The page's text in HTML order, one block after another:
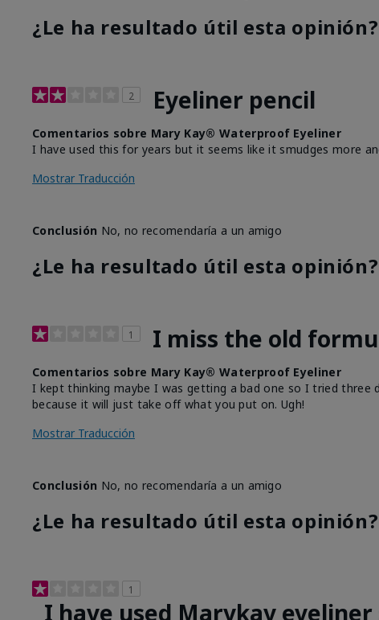
¿Le ha resultado útil esta opinión?
2 Eyeliner pencil
Comentarios sobre Mary Kay® Waterproof Eyeliner
I have used this for years but it seems like it smudges more
Mostrar Traducción
Conclusión No, no recomendaría a un amigo
¿Le ha resultado útil esta opinión?
1 I miss the old
Comentarios sobre Mary Kay® Waterproof Eyeliner
I kept thinking maybe I was getting a bad one so I tried three
because it will just take off what you put on. Ugh!
Mostrar Traducción
Conclusión No, no recomendaría a un amigo
¿Le ha resultado útil esta opinión?
1
I have used Marykay eyeliner